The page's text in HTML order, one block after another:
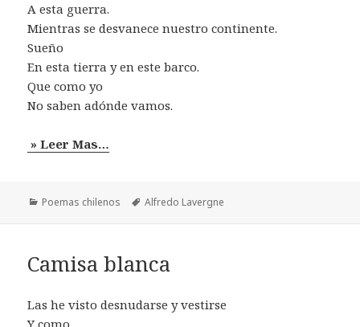
A esta guerra.
Mientras se desvanece nuestro continente.
Sueño
En esta tierra y en este barco.
Que como yo
No saben adónde vamos.
» Leer Mas…
Categorías
Poemas chilenos Etiquetas
Alfredo Lavergne
Camisa blanca
Las he visto desnudarse y vestirse
Y como